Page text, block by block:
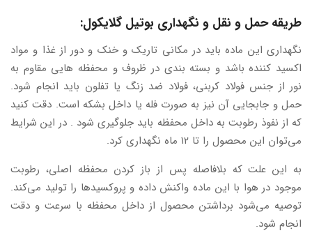
طریقه حمل و نقل و نگهداری بوتیل گلایکول:
نگهداری این ماده باید در مکانی تاریک و خنک و دور از غذا و مواد
اکسید کننده باشد و بسته بندی در ظروف و محفظه هایی مقاوم به
نور از جنس فولاد کربنی، فولاد ضد زنگ یا تفلون باید انجام شود.
حمل و جابجایی آن نیز به صورت فله یا داخل بشکه است. دقت کنید
که از نفوذ رطوبت به داخل محفظه باید جلوگیری شود . در این شرایط
می‌توان این محصول را تا ۱۲ ماه نگهداری کرد.
به این علت که بلافاصله پس از باز کردن محفظه اصلی، رطوبت
موجود در هوا با این ماده واکنش داده و پروکسیدها را تولید می‌کند.
توصیه می‌شود برداشتن محصول از داخل محفظه با سرعت و دقت
انجام شود.